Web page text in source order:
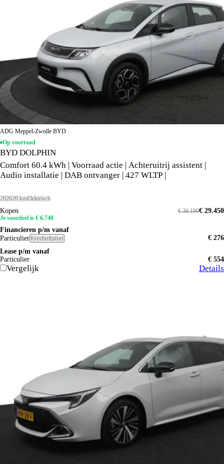
ADG Meppel-Zwolle BYD
Op voorraad
BYD DOLPHIN
Comfort 60.4 kWh | Voorraad actie | Achteruitrij assistent |
Audio installatie | DAB ontvanger | 427 WLTP |
202620 kmElektrisch
Kopen € 29.450
€ 36.190
Je voordeel is € 6.740
Financieren p/m vanaf
Particulier Krediettabel
€ 276
Lease p/m vanaf
Particulier
€ 554
Vergelijk Details